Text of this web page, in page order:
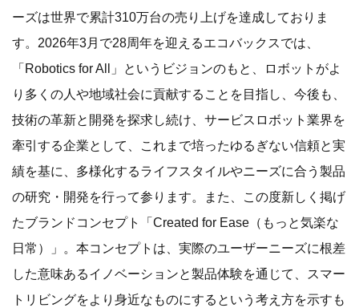
ーズは世界で累計310万台の売り上げを達成しておりま
す。2026年3月で28周年を迎えるエコバックスでは、
「Robotics for All」というビジョンのもと、ロボットがよ
り多くの人や地域社会に貢献することを目指し、今後も、
技術の革新と開発を探求し続け、サービスロボット業界を
牽引する企業として、これまで培ったゆるぎない信頼と実
績を基に、多様化するライフスタイルやニーズに合う製品
の研究・開発を行って参ります。また、この度新しく掲げ
たブランドコンセプト「Created for Ease（もっと気楽な
日常）」。本コンセプトは、実際のユーザーニーズに根差
した意味あるイノベーションと製品体験を通じて、スマー
トリビングをより身近なものにするという考え方を示すも